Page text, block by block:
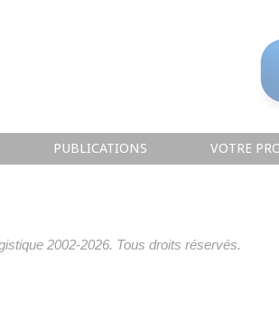
PUBLICATIONS VOTRE
2002-2026. Tous droits réservés.